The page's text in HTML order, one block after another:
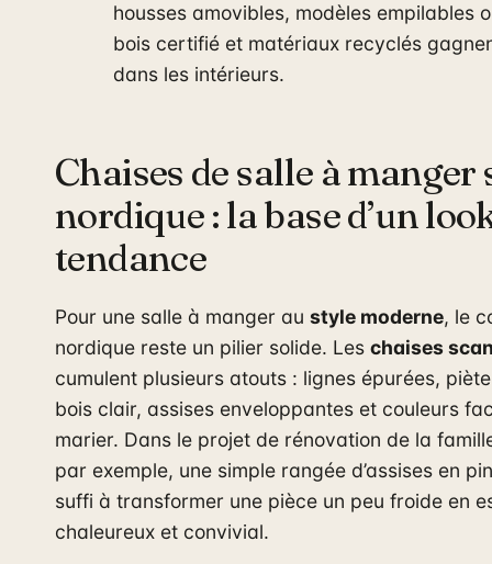
housses amovibles, modèles empilables
bois certifié et matériaux recyclés
dans les intérieurs.
Chaises de salle à manger
nordique : la base d’un
tendance
Pour une salle à manger au style moderne, le
nordique reste un pilier solide. Les chaises
cumulent plusieurs atouts : lignes épurées,
bois clair, assises enveloppantes et couleurs
marier. Dans le projet de rénovation de la
par exemple, une simple rangée d’assises en
suffi à transformer une pièce un peu froide en
chaleureux et convivial.